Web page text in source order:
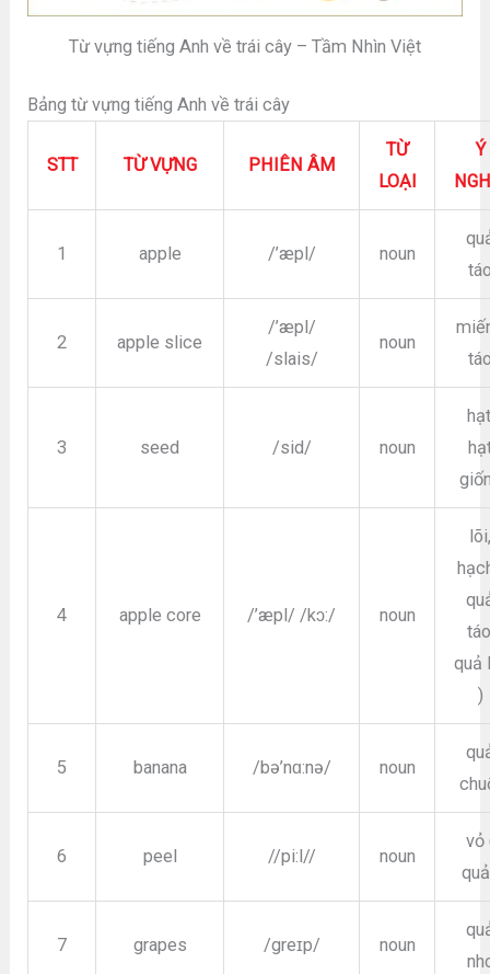
Từ vựng tiếng Anh về trái cây – Tầm Nhìn Việt
Bảng từ vựng tiếng Anh về trái cây
STT TỪ VỰNG PHIÊN ÂM
TỪ
LOẠI
Ý
1 apple /’æpl/ noun
2 apple slice
/’æpl/
/slais/
noun
3 seed /sid/ noun
4 apple core /’æpl/ /kɔ:/ noun
quả
)
5 banana /bə’nɑ:nə/ noun
6 peel //pi:l// noun
vỏ
7 grapes /greɪp/ noun